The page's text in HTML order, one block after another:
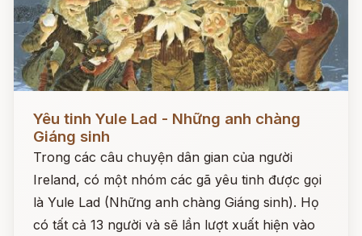
Yêu tinh Yule Lad - Những anh chàng
Giáng sinh
Trong các câu chuyện dân gian của người
Ireland, có một nhóm các gã yêu tinh được gọi
là Yule Lad (Những anh chàng Giáng sinh). Họ
có tất cả 13 người và sẽ lần lượt xuất hiện vào